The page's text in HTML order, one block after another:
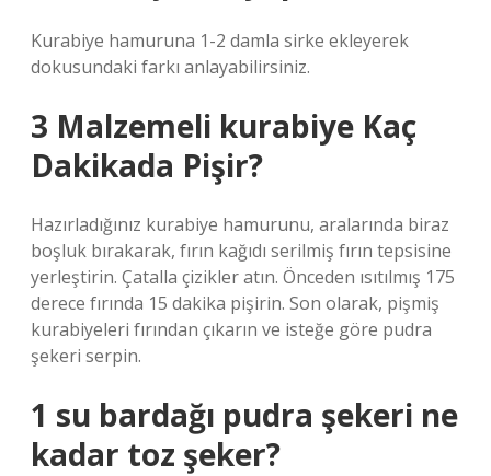
Kurabiye hamuruna 1-2 damla sirke ekleyerek
dokusundaki farkı anlayabilirsiniz.
3 Malzemeli kurabiye Kaç
Dakikada Pişir?
Hazırladığınız kurabiye hamurunu, aralarında biraz
boşluk bırakarak, fırın kağıdı serilmiş fırın tepsisine
yerleştirin. Çatalla çizikler atın. Önceden ısıtılmış 175
derece fırında 15 dakika pişirin. Son olarak, pişmiş
kurabiyeleri fırından çıkarın ve isteğe göre pudra
şekeri serpin.
1 su bardağı pudra şekeri ne
kadar toz şeker?